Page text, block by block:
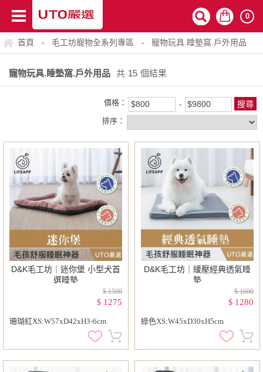
0
首頁 - 毛工坊寵物全系列專區 - 寵物玩具.睡墊窩.戶外用品
寵物玩具.睡墊窩.戶外用品 共 15 個結果
價格：
排序：
D&K毛工坊｜迷你堡 小型犬首
選睡墊
$ 1500
$ 1275
珊瑚紅XS:W57xD42xH3-6cm
D&K毛工坊｜緩壓經典透氣睡
墊
$ 1600
$ 1280
綠色XS:W45xD30xH5cm